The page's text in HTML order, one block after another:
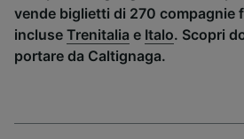
vende biglietti di 270 compagnie
incluse Trenitalia e Italo. Scopri
portare da Caltignaga.